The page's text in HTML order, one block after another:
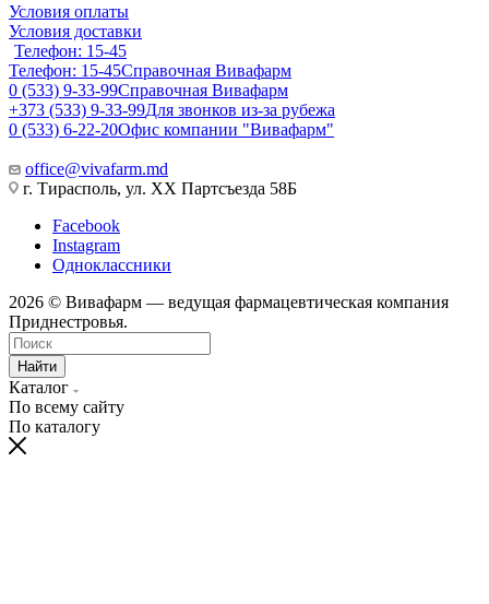
Условия оплаты
Условия доставки
Телефон: 15-45
Телефон: 15-45Справочная Вивафарм
0 (533) 9-33-99Справочная Вивафарм
+373 (533) 9-33-99Для звонков из-за рубежа
0 (533) 6-22-20Офис компании "Вивафарм"
office@vivafarm.md
г. Тирасполь, ул. ХХ Партсъезда 58Б
Facebook
Instagram
Одноклассники
2026 © Вивафарм — ведущая фармацевтическая компания
Приднестровья.
Найти
Каталог
По всему сайту
По каталогу